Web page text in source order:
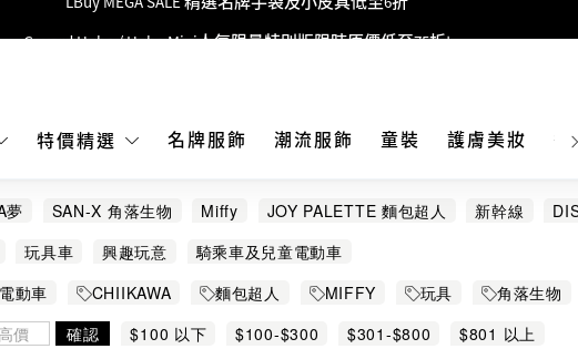
Goyard Hobo / Hobo Mini人氣限量特別版限時原價低至75折!
MOKO 1樓175號鋪旗艦店特設名牌Hermès、CHANEL及LV專區！
購物滿HKD500即享免運費！
LBuy獲香港知識產權署頒發2026《正版正貨承諾》商標
LBuy MEGA SALE 精選名牌手袋及小皮具低至6折
特價精選 名牌服飾 潮流服飾 童裝 護膚美妝 香
夢 SAN-X 角落生物 Miffy JOY PALETTE 麵包超人 新幹線
APRILIA TUONO BMW BMW R1200 RT
Hot Wheels 風火輪 Kids Star LAMBORGHIN
TOMICA VESPA
玩具車 興趣玩意
騎乘車及兒童電動車
動車 CHIIKAWA 麵包超人 MIFFY 玩具 角落生物
玩具/模型/砌圖 任天堂精品
確認 $100 以下 $100-$300 $301-$800
$801 以上